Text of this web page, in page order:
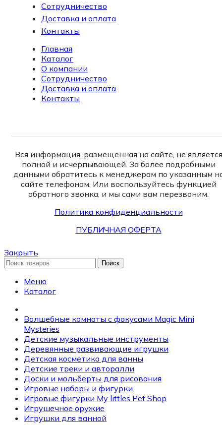
Сотрудничество
Доставка и оплата
Контакты
Главная
Каталог
О компании
Сотрудничество
Доставка и оплата
Контакты
Вся информация, размещенная на сайте, не является
полной и исчерпывающей. За более подробными
данными обратитесь к менеджерам по указанным
сайте телефонам. Или воспользуйтесь функцией
обратного звонка, и мы сами вам перезвоним.
Политика конфиденциальности
ПУБЛИЧНАЯ ОФЕРТА
Закрыть
Поиск
Меню
Каталог
Волшебные комнаты с фокусами Magic Mini
Mysteries
Детские музыкальные инструменты
Деревянные развивающие игрушки
Детская косметика для ванны
Детские треки и авторалли
Доски и мольберты для рисования
Игровые наборы и фигурки
Игровые фигурки My littles Pet Shop
Игрушечное оружие
Игрушки для ванной